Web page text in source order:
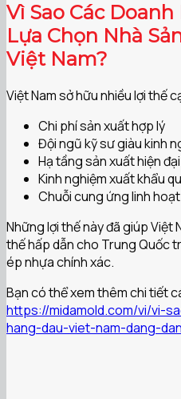
Vì Sao Các
Lựa Chọn Nhà
Việt Nam?
Việt Nam sở hữu nhiều lợi thế
Chi phí sản xuất hợp lý
Đội ngũ kỹ sư giàu kinh
Hạ tầng sản xuất hiện đại
Kinh nghiệm xuất khẩu
Chuỗi cung ứng linh hoạt
Những lợi thế này đã giúp Việt
thế hấp dẫn cho Trung Quốc
ép nhựa chính xác.
Bạn có thể xem thêm chi tiết
https://midamold.com/vi/vi-
hang-dau-viet-nam-dang-